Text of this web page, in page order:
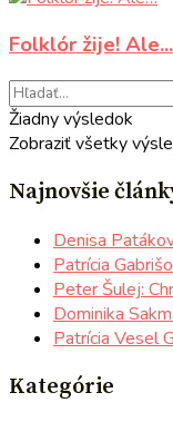
Folklór žije! Ale...
Žiadny výsledok
Zobraziť všetky
Najnovšie
Denisa
Patrícia
Peter Šulej:
Dominika
Patrícia Vesel
Kategórie